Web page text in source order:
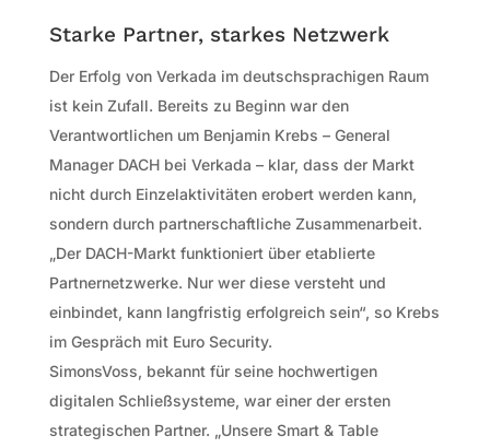
Starke Partner, starkes Netzwerk
Der Erfolg von Verkada im deutschsprachigen Raum
ist kein Zufall. Bereits zu Beginn war den
Verantwortlichen um Benjamin Krebs – General
Manager DACH bei Verkada – klar, dass der Markt
nicht durch Einzelaktivitäten erobert werden kann,
sondern durch partnerschaftliche Zusammenarbeit.
„Der DACH-Markt funktioniert über etablierte
Partnernetzwerke. Nur wer diese versteht und
einbindet, kann langfristig erfolgreich sein“, so Krebs
im Gespräch mit Euro Security.
SimonsVoss, bekannt für seine hochwertigen
digitalen Schließsysteme, war einer der ersten
strategischen Partner. „Unsere Smart & Table